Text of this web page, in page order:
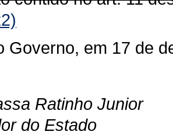
Governo, em 17 de
Ratinho Junior
do Estado